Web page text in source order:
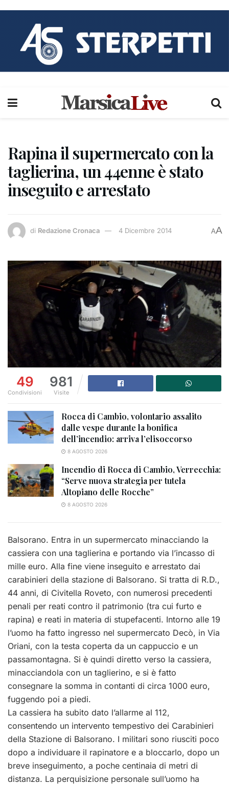
Rapina il supermercato con la
taglierina, un 44enne è stato
inseguito e arrestato
di Redazione Cronaca 4 Dicembre 2014 AA
49
Condivisioni
981
Visite
Rocca di Cambio, volontario assalito
dalle vespe durante la bonifica
dell’incendio: arriva l’elisoccorso
8 AGOSTO 2026
Incendio di Rocca di Cambio, Verrecchia:
“Serve nuova strategia per tutela
Altopiano delle Rocche”
8 AGOSTO 2026
Balsorano. Entra in un supermercato minacciando la
cassiera con una taglierina e portando via l’incasso di
mille euro. Alla fine viene inseguito e arrestato dai
carabinieri della stazione di Balsorano. Si tratta di R.D.,
44 anni, di Civitella Roveto, con numerosi precedenti
penali per reati contro il patrimonio (tra cui furto e
rapina) e reati in materia di stupefacenti. Intorno alle 19
l’uomo ha fatto ingresso nel supermercato Decò, in Via
Oriani, con la testa coperta da un cappuccio e un
passamontagna. Si è quindi diretto verso la cassiera,
minacciandola con un taglierino, e si è fatto
consegnare la somma in contanti di circa 1000 euro,
fuggendo poi a piedi.
La cassiera ha subito dato l’allarme al 112,
consentendo un intervento tempestivo dei Carabinieri
della Stazione di Balsorano. I militari sono riusciti poco
dopo a individuare il rapinatore e a bloccarlo, dopo un
breve inseguimento, a poche centinaia di metri di
distanza. La perquisizione personale sull’uomo ha